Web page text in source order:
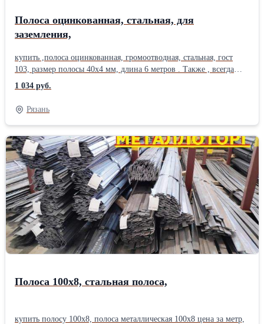
Полоса оцинкованная, стальная, для
заземления,
купить ,полоса оцинкованная, громоотводная, стальная, гост
103, размер полосы 40х4 мм, длина 6 метров . Также , всегда
можно приобрести на складе трубу круглую, труба профильная,
квадратная, прямоугольная. Лист стальной, круг, квадрат, уголок,
швеллер, полоса, балка. Оцинкованная полоса часто применяется
при создании заземления для различных сооружений, зданий и
помещений. Из нее изготовляют заземляющие контура в земле и
разводку заземления снаружи и внутри зданий. Она идет и на
производство систем защиты от молний. Применяется такая
полоса и для систем защиты от статического электричества. Вот
почему купить полосу оцинкованную стремятся многие
энергетические предприятия.Оцинкованная полоса сочетает в
себе прочность и надежность стальной полосы с увеличенным
сроком службы за счет цинкового покрытия.Производитель:
Северсталь Материал: Сталь Способ производства:
Горячекатаный Состояние материала: Без термической обработки
Точность изготовления: Обычная Классификация по длине:
1 034 руб.
Рязань
Полоса 100х8, стальная полоса,
купить полосу 100х8, полоса металлическая 100х8 цена за метр,